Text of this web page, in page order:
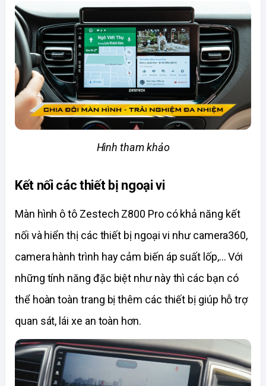
Hình tham khảo
Kết nối các thiết bị ngoại vi
Màn hình ô tô Zestech Z800 Pro có khả năng kết
nối và hiển thị các thiết bị ngoại vi như camera360,
camera hành trình hay cảm biến áp suất lốp,... Với
những tính năng đặc biệt như này thì các bạn có
thể hoàn toàn trang bị thêm các thiết bị giúp hỗ trợ
quan sát, lái xe an toàn hơn.